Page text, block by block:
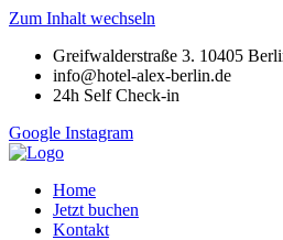
Zum Inhalt wechseln
Greifwalderstraße 3. 10405
info@hotel-alex-berlin.de
24h Self Check-in
Google Instagram
Home
Jetzt buchen
Kontakt